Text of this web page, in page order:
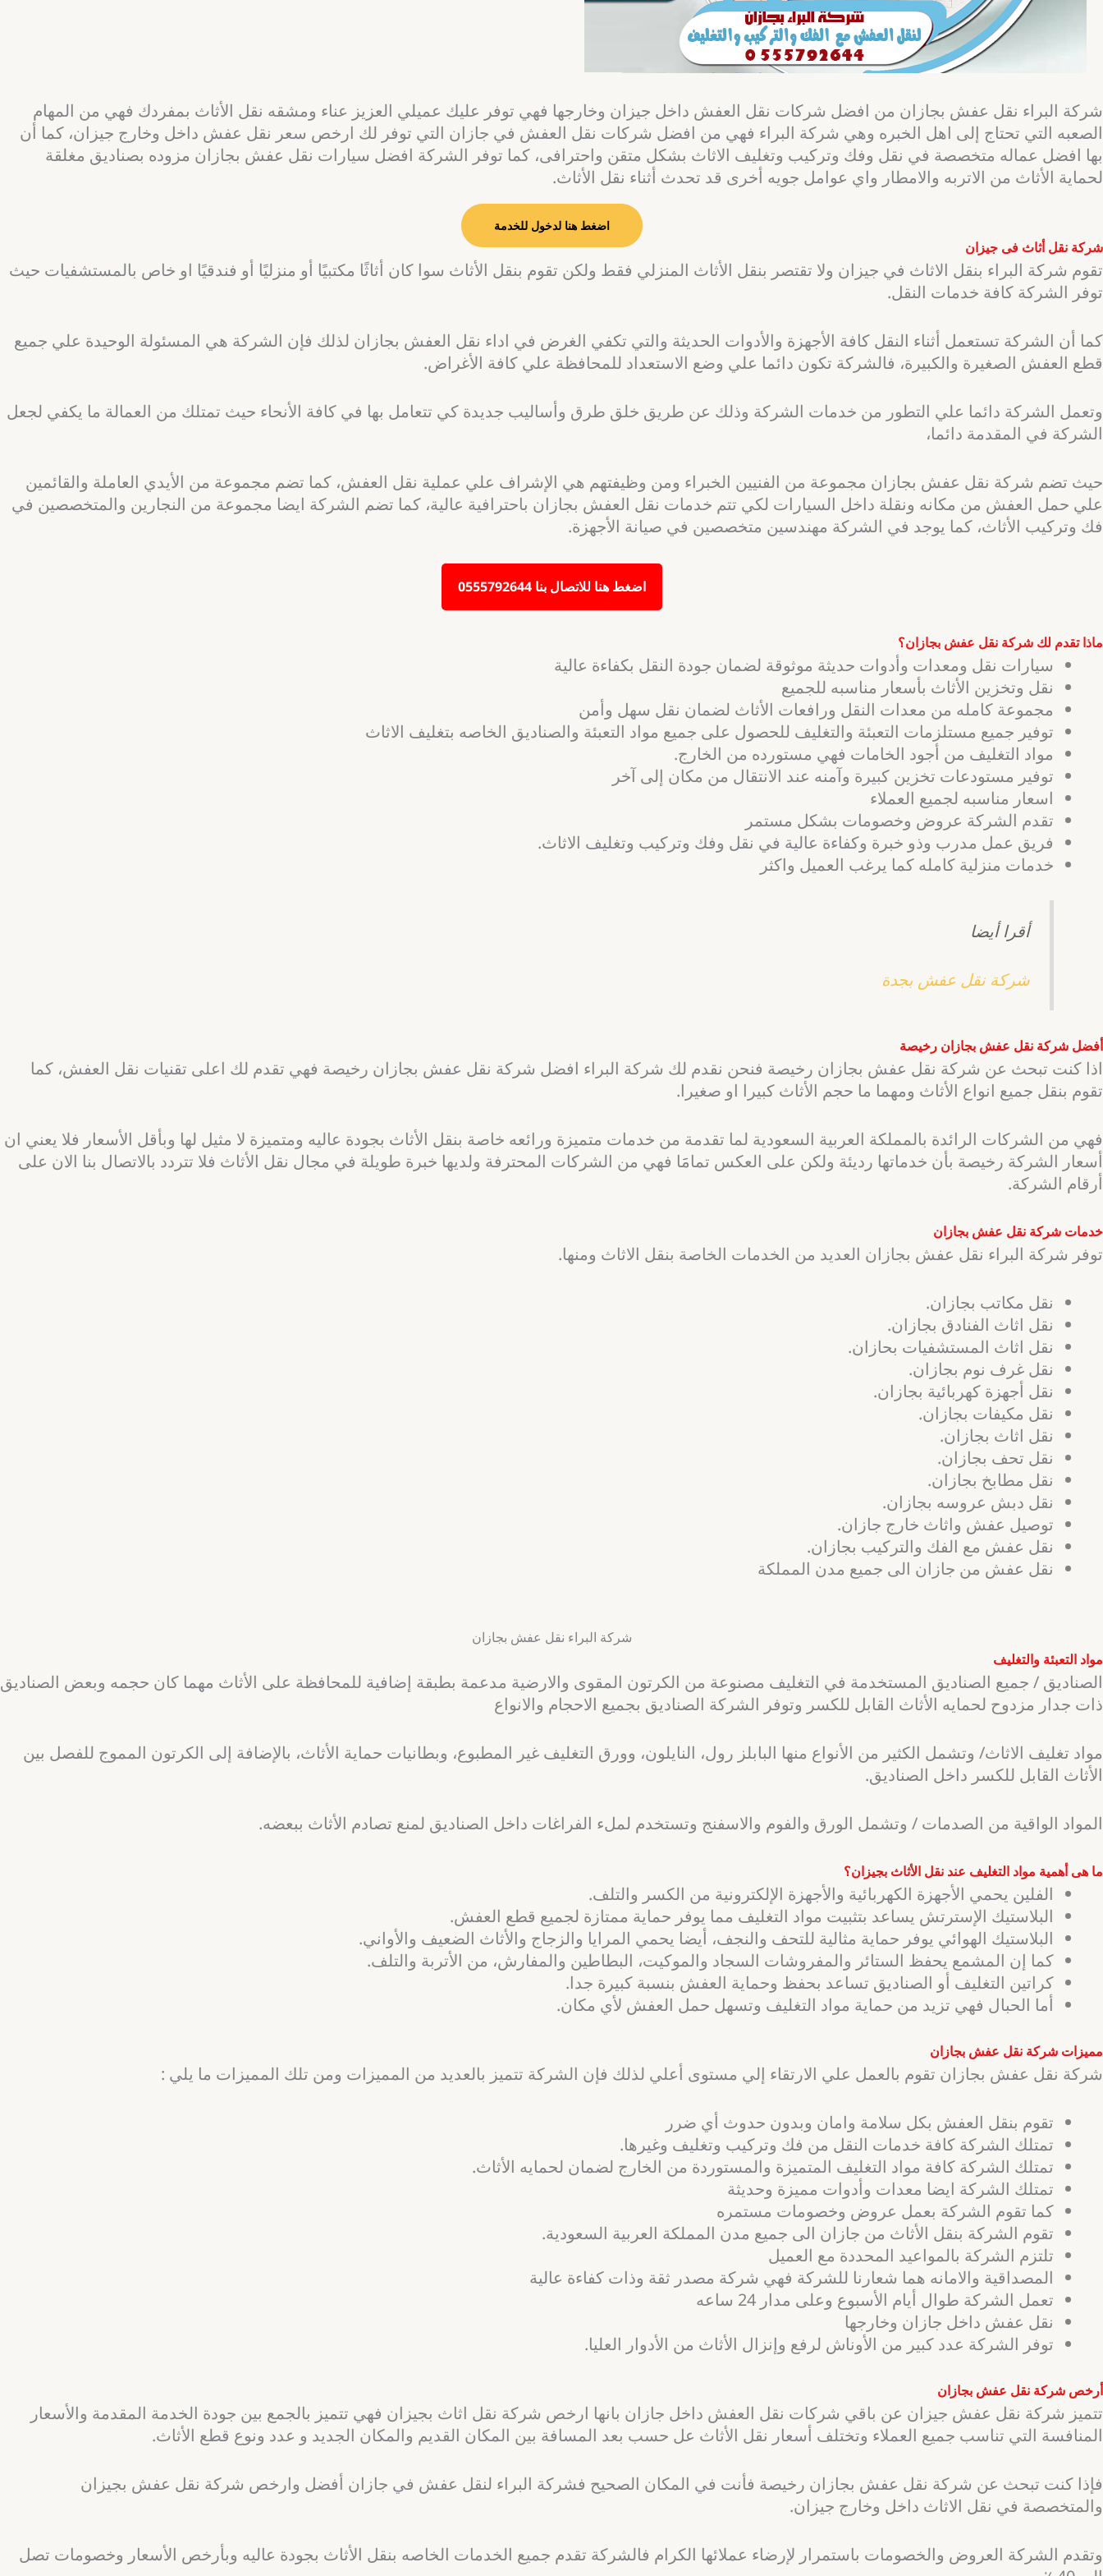
شركة البراء نقل عفش بجازان من افضل شركات نقل العفش داخل جيزان وخارجها فهي توفر عليك عميلي العزيز عناء ومشقه نقل الأثاث بمفردك فهي من المهام
الصعبه التي تحتاج إلى اهل الخبره وهي شركة البراء فهي من افضل شركات نقل العفش في جازان التي توفر لك ارخص سعر نقل عفش داخل وخارج جيزان، كما أن
بها افضل عماله متخصصة في نقل وفك وتركيب وتغليف الاثاث بشكل متقن واحترافى، كما توفر الشركة افضل سيارات نقل عفش بجازان مزوده بصناديق مغلقة
لحماية الأثاث من الاتربه والامطار واي عوامل جويه أخرى قد تحدث أثناء نقل الأثاث.
اضغط هنا لدخول للخدمة
شركة نقل أثاث فى جيزان
تقوم شركة البراء بنقل الاثاث في جيزان ولا تقتصر بنقل الأثاث المنزلي فقط ولكن تقوم بنقل الأثاث سوا كان أثاثًا مكتبيًا أو منزليًا أو فندقيًا او خاص بالمستشفيات حيث
توفر الشركة كافة خدمات النقل.
كما أن الشركة تستعمل أثناء النقل كافة الأجهزة والأدوات الحديثة والتي تكفي الغرض في اداء نقل العفش بجازان لذلك فإن الشركة هي المسئولة الوحيدة علي جميع
قطع العفش الصغيرة والكبيرة، فالشركة تكون دائما علي وضع الاستعداد للمحافظة علي كافة الأغراض.
وتعمل الشركة دائما علي التطور من خدمات الشركة وذلك عن طريق خلق طرق وأساليب جديدة كي تتعامل بها في كافة الأنحاء حيث تمتلك من العمالة ما يكفي لجعل
الشركة في المقدمة دائما،
حيث تضم شركة نقل عفش بجازان مجموعة من الفنيين الخبراء ومن وظيفتهم هي الإشراف علي عملية نقل العفش، كما تضم مجموعة من الأيدي العاملة والقائمين
علي حمل العفش من مكانه ونقلة داخل السيارات لكي تتم خدمات نقل العفش بجازان باحترافية عالية، كما تضم الشركة ايضا مجموعة من النجارين والمتخصصين في
فك وتركيب الأثاث، كما يوجد في الشركة مهندسين متخصصين في صيانة الأجهزة.
اضغط هنا للاتصال بنا 0555792644
ماذا تقدم لك شركة نقل عفش بجازان؟
سيارات نقل ومعدات وأدوات حديثة موثوقة لضمان جودة النقل بكفاءة عالية
نقل وتخزين الأثاث بأسعار مناسبه للجميع
مجموعة كامله من معدات النقل ورافعات الأثاث لضمان نقل سهل وأمن
توفير جميع مستلزمات التعبئة والتغليف للحصول على جميع مواد التعبئة والصناديق الخاصه بتغليف الاثاث
مواد التغليف من أجود الخامات فهي مستورده من الخارج.
توفير مستودعات تخزين كبيرة وآمنه عند الانتقال من مكان إلى آخر
اسعار مناسبه لجميع العملاء
تقدم الشركة عروض وخصومات بشكل مستمر
فريق عمل مدرب وذو خبرة وكفاءة عالية في نقل وفك وتركيب وتغليف الاثاث.
خدمات منزلية كامله كما يرغب العميل واكثر
أقرا أيضا
شركة نقل عفش بجدة
أفضل شركة نقل عفش بجازان رخيصة
اذا كنت تبحث عن شركة نقل عفش بجازان رخيصة فنحن نقدم لك شركة البراء افضل شركة نقل عفش بجازان رخيصة فهي تقدم لك اعلى تقنيات نقل العفش، كما
تقوم بنقل جميع انواع الأثاث ومهما ما حجم الأثاث كبيرا او صغيرا.
فهي من الشركات الرائدة بالمملكة العربية السعودية لما تقدمة من خدمات متميزة ورائعه خاصة بنقل الأثاث بجودة عاليه ومتميزة لا مثيل لها وبأقل الأسعار فلا يعني ان
أسعار الشركة رخيصة بأن خدماتها رديئة ولكن على العكس تمامََا فهي من الشركات المحترفة ولديها خبرة طويلة في مجال نقل الأثاث فلا تتردد بالاتصال بنا الان على
أرقام الشركة.
خدمات شركة نقل عفش بجازان
توفر شركة البراء نقل عفش بجازان العديد من الخدمات الخاصة بنقل الاثاث ومنها.
نقل مكاتب بجازان.
نقل اثاث الفنادق بجازان.
نقل اثاث المستشفيات بحازان.
نقل غرف نوم بجازان.
نقل أجهزة كهربائية بجازان.
نقل مكيفات بجازان.
نقل اثاث بجازان.
نقل تحف بجازان.
نقل مطابخ بجازان.
نقل دبش عروسه بجازان.
توصيل عفش واثاث خارج جازان.
نقل عفش مع الفك والتركيب بجازان.
نقل عفش من جازان الى جميع مدن المملكة
شركة البراء نقل عفش بجازان
مواد التعبئة والتغليف
الصناديق / جميع الصناديق المستخدمة في التغليف مصنوعة من الكرتون المقوى والارضية مدعمة بطبقة إضافية للمحافظة على الأثاث مهما كان حجمه وبعض الصناديق
ذات جدار مزدوح لحمايه الأثاث القابل للكسر وتوفر الشركة الصناديق بجميع الاحجام والانواع
مواد تغليف الاثاث/ وتشمل الكثير من الأنواع منها البابلز رول، النايلون، وورق التغليف غير المطبوع، وبطانيات حماية الأثاث، بالإضافة إلى الكرتون المموج للفصل بين
الأثاث القابل للكسر داخل الصناديق.
المواد الواقية من الصدمات / وتشمل الورق والفوم والاسفنج وتستخدم لملء الفراغات داخل الصناديق لمنع تصادم الأثاث ببعضه.
ما هى أهمية مواد التغليف عند نقل الأثاث بجيزان؟
الفلين يحمي الأجهزة الكهربائية والأجهزة الإلكترونية من الكسر والتلف.
البلاستيك الإسترتش يساعد بتثبيت مواد التغليف مما يوفر حماية ممتازة لجميع قطع العفش.
البلاستيك الهوائي يوفر حماية مثالية للتحف والنجف، أيضا يحمي المرايا والزجاج والأثاث الضعيف والأواني.
كما إن المشمع يحفظ الستائر والمفروشات السجاد والموكيت، البطاطين والمفارش، من الأتربة والتلف.
كراتين التغليف أو الصناديق تساعد بحفظ وحماية العفش بنسبة كبيرة جدا.
أما الحبال فهي تزيد من حماية مواد التغليف وتسهل حمل العفش لأي مكان.
مميزات شركة نقل عفش بجازان
شركة نقل عفش بجازان تقوم بالعمل علي الارتقاء إلي مستوى أعلي لذلك فإن الشركة تتميز بالعديد من المميزات ومن تلك المميزات ما يلي :
تقوم بنقل العفش بكل سلامة وامان وبدون حدوث أي ضرر
تمتلك الشركة كافة خدمات النقل من فك وتركيب وتغليف وغيرها.
تمتلك الشركة كافة مواد التغليف المتميزة والمستوردة من الخارج لضمان لحمايه الأثاث.
تمتلك الشركة ايضا معدات وأدوات مميزة وحديثة
كما تقوم الشركة بعمل عروض وخصومات مستمره
تقوم الشركة بنقل الأثاث من جازان الى جميع مدن المملكة العربية السعودية.
تلتزم الشركة بالمواعيد المحددة مع العميل
المصداقية والامانه هما شعارنا للشركة فهي شركة مصدر ثقة وذات كفاءة عالية
تعمل الشركة طوال أيام الأسبوع وعلى مدار 24 ساعه
نقل عفش داخل جازان وخارجها
توفر الشركة عدد كبير من الأوناش لرفع وإنزال الأثاث من الأدوار العليا.
أرخص شركة نقل عفش بجازان
تتميز شركة نقل عفش جيزان عن باقي شركات نقل العفش داخل جازان بانها ارخص شركة نقل اثاث بجيزان فهي تتميز بالجمع بين جودة الخدمة المقدمة والأسعار
المنافسة التي تناسب جميع العملاء وتختلف أسعار نقل الأثاث عل حسب بعد المسافة بين المكان القديم والمكان الجديد و عدد ونوع قطع الأثاث.
فإذا كنت تبحث عن شركة نقل عفش بجازان رخيصة فأنت في المكان الصحيح فشركة البراء لنقل عفش في جازان أفضل وارخص شركة نقل عفش بجيزان
والمتخصصة في نقل الاثاث داخل وخارج جيزان.
وتقدم الشركة العروض والخصومات باستمرار لإرضاء عملائها الكرام فالشركة تقدم جميع الخدمات الخاصه بنقل الأثاث بجودة عاليه وبأرخص الأسعار وخصومات تصل